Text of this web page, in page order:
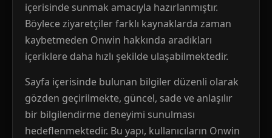
içerisinde sunmak amacıyla hazırlanmıştır.
Böylece ziyaretçiler farklı kaynaklarda zaman
kaybetmeden Onwin hakkında aradıkları
içeriklere daha hızlı şekilde ulaşabilmektedir.
Sayfa içerisinde bulunan bilgiler düzenli olarak
gözden geçirilmekte, güncel, sade ve anlaşılır
bir bilgilendirme deneyimi sunulması
hedeflenmektedir. Bu yapı, kullanıcıların Onwin